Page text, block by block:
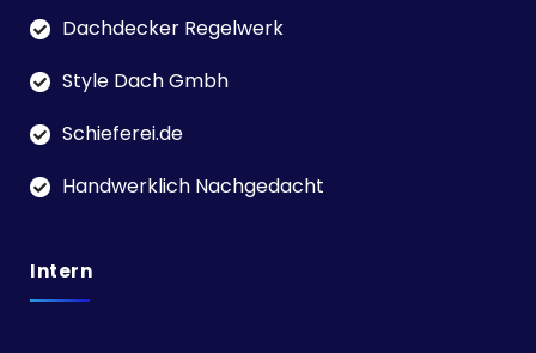
Dachdecker Regelwerk
Style Dach Gmbh
Schieferei.de
Handwerklich Nachgedacht
Intern